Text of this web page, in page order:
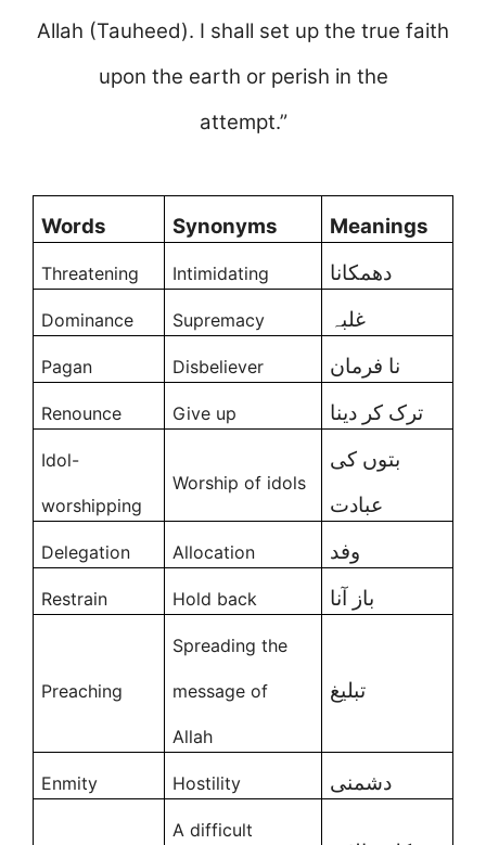
Allah (Tauheed). I shall set up the true faith
upon the earth or perish in the
attempt.”
Words Synonyms Meanings
Threatening Intimidating دھمکانا
Dominance Supremacy غلبہ
Pagan Disbeliever نا فرمان
Renounce Give up ترک کر دینا
Idol-
worshipping
Worship of idols
بتوں کی
عبادت
Delegation Allocation وفد
Restrain Hold back باز آنا
Preaching
Spreading the
message of
Allah
تبلیغ
Enmity Hostility دشمنی
A difficult